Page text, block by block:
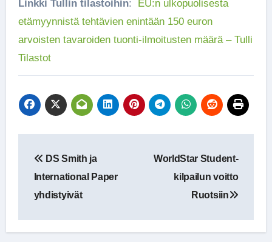
Linkki Tullin tilastoihin: EU:n ulkopuolisesta
etämyynnistä tehtävien enintään 150 euron
arvoisten tavaroiden tuonti-ilmoitusten määrä – Tulli
Tilastot
selaus
DS Smith ja
International Paper
yhdistyivät
WorldStar Student-
kilpailun voitto
Ruotsiin